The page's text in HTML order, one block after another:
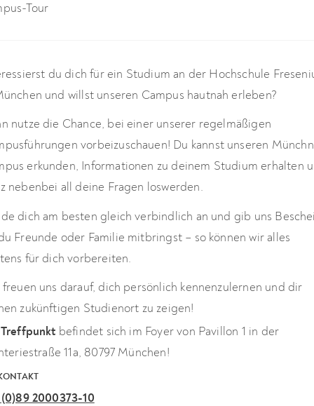
Tour
du dich für ein Studium an der Hochschule
und willst unseren Campus hautnah erleben?
nutze die Chance, bei einer unserer regelmäßigen
vorbeizuschauen! Du kannst unseren
erkunden, Informationen zu deinem Studium erhalten
nebenbei all deine Fragen loswerden.
dich am besten gleich verbindlich an und gib uns
Freunde oder Familie mitbringst – so können wir alles
für dich vorbereiten.
uns darauf, dich persönlich kennenzulernen und dir
zukünftigen Studienort zu zeigen!
befindet sich im Foyer von Pavillon 1 in der
11a, 80797 München!
2000373-10